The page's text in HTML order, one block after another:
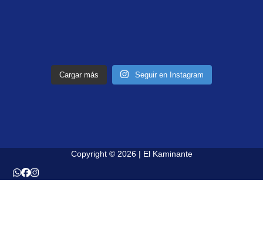
Cargar más Seguir en Instagram
Copyright © 2026 | El Kaminante